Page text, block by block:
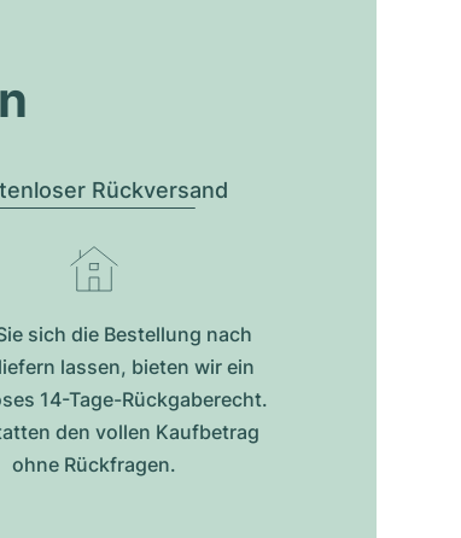
Rückversand
sich die Bestellung nach
lassen, bieten wir ein
14-Tage-Rückgaberecht.
den vollen Kaufbetrag
ohne Rückfragen.